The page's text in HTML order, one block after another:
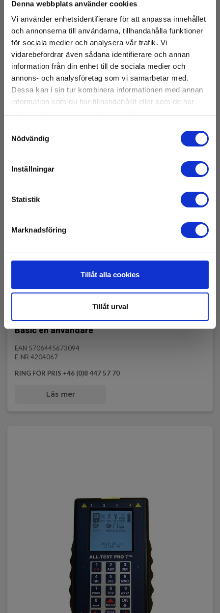
Denna webbplats använder cookies
Vi använder enhetsidentifierare för att anpassa innehållet
och annonserna till användarna, tillhandahålla funktioner
för sociala medier och analysera vår trafik. Vi
vidarebefordrar även sådana identifierare och annan
information från din enhet till de sociala medier och
annons- och analysföretag som vi samarbetar med.
Dessa kan i sin tur kombinera informationen med annan
information som du har tillhandahållit eller som de har
Nödvändig
Inställningar
Statistik
Marknadsföring
Tillåt alla cookies
Tillåt urval
EAN 5706445673117
RING FÖR PRIS +46 (0)8 447 57 70
Läs mer
ALLTEST PRO ATP 7 motortestare m MCA
Basic en användare
EAN 5706445673094
E-NR 4204067
RING FÖR PRIS +46 (0)8 447 57 70
Läs mer